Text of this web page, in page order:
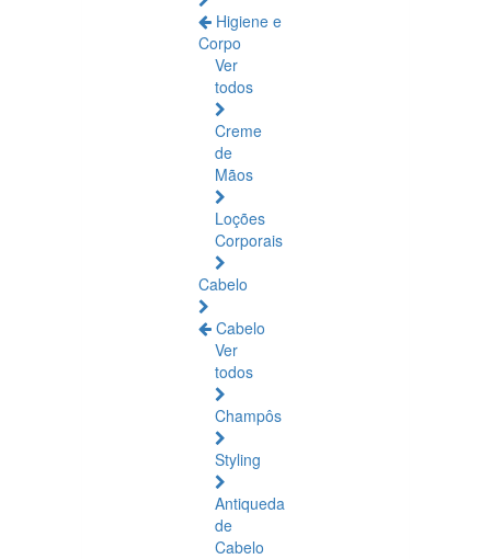
Higiene e
Corpo
Ver
todos
Creme
de
Mãos
Loções
Corporais
Cabelo
Cabelo
Ver
todos
Champôs
Styling
Antiqueda
de
Cabelo